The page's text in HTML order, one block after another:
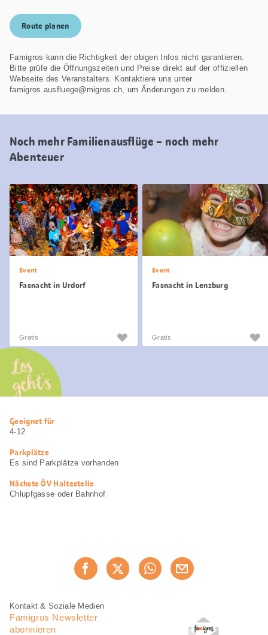
Route planen
Famigros kann die Richtigkeit der obigen Infos nicht garantieren.
Bitte prüfe die Öffnungszeiten und Preise direkt auf der offiziellen
Webseite des Veranstalters. Kontaktiere uns unter
famigros.ausfluege@migros.ch, um Änderungen zu melden.
Noch mehr Familienausflüge – noch mehr
Abenteuer
Event
Fasnacht in Urdorf
Gratis
Event
Fasnacht in Lenzburg
Gratis
Los
geht’s
Nützliche
Informationen
Geeignet für
4-12
Parkplätze
Es sind Parkplätze vorhanden
Nächste ÖV Haltestelle
Chlupfgasse oder Bahnhof
Jetzt weiterempfehlen
Fusszeile
Fusszeile
Navigation
Kontakt & Soziale Medien
Famigros Newsletter
abonnieren